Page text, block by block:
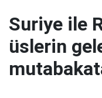
Suriye ile
üslerin